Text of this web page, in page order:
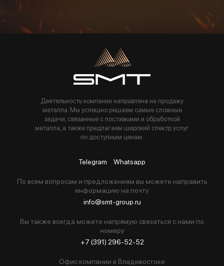
Пользуясь данной формой вы соглашаетесь с политикой компании
Деятельность компании направлена на продажу
металла. Мы успешно решаем самые сложные
задачи, связанные с поставками и обработкой
металла, а также предлагаем широкий спектр услуг
по доступным ценам.
Telegram Whatsapp
По всем вопросам и предложениям вы можете направить
информацию на почту
info@smt-group.ru
Вы также всегда можете напрямую связаться с нами по
номеру
+7 (391) 296-52-52
Офис компании в Владивостоке